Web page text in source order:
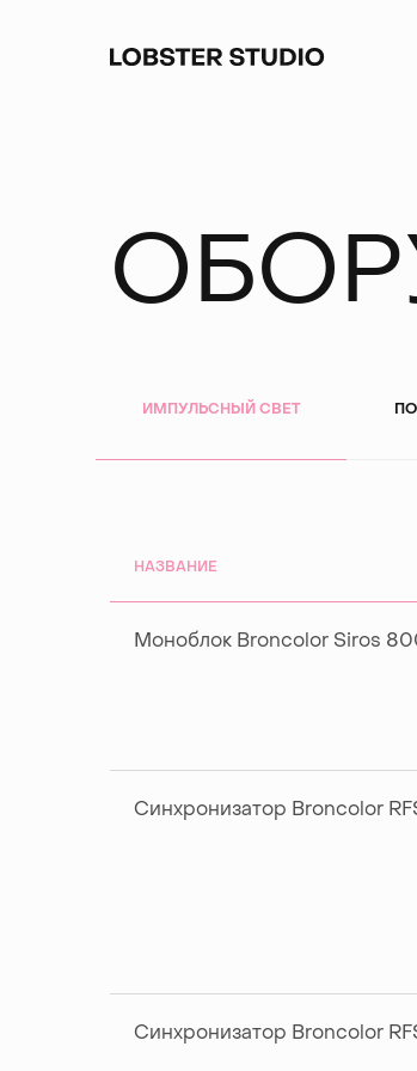
ИМПУЛЬСНЫЙ СВЕТ
НАЗВАНИЕ
Моноблок Broncolor Siros
Синхронизатор Broncolor
Синхронизатор Broncolor